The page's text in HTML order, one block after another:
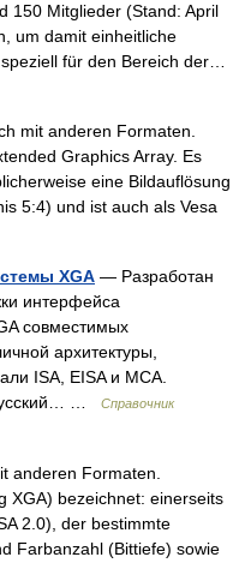
150 Mitglieder (Stand: April
um damit einheitliche
für den Bereich der…
mit anderen Formaten.
Graphics Array. Es
eine Bildauflösung
5:4) und ist auch als Vesa
XGA — Разработан
интерфейса
совместимых
архитектуры,
ISA, EISA и MCA.
…
Справочник
anderen Formaten.
XGA) bezeichnet: einerseits
2.0), der bestimmte
Farbanzahl (Bittiefe) sowie